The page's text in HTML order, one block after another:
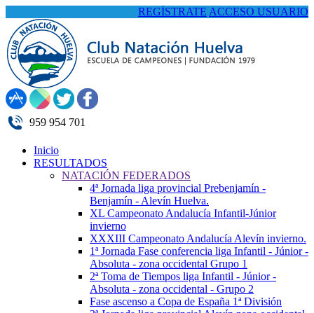
REGÍSTRATE ACCESO USUARIO
959 954 701
Inicio
RESULTADOS
NATACIÓN FEDERADOS
4ª Jornada liga provincial Prebenjamín -
Benjamín - Alevín Huelva.
XL Campeonato Andalucía Infantil-Júnior
invierno
XXXIII Campeonato Andalucía Alevín invierno.
1ª Jornada Fase conferencia liga Infantil - Júnior -
Absoluta - zona occidental Grupo 1
2ª Toma de Tiempos liga Infantil - Júnior -
Absoluta - zona occidental - Grupo 2
Fase ascenso a Copa de España 1ª División